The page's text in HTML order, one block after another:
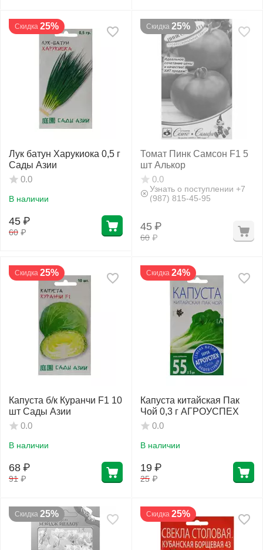
Скидка 25%
Лук батун Харукиока 0,5 г
Сады Азии
0.0
В наличии
60 ₽
45 ₽
Скидка 25%
Томат Пинк Самсон F1 5
шт Алькор
0.0
Узнать о поступлении +7
(987) 815-45-95
60 ₽
45 ₽
Скидка 25%
Капуста б/к Куранчи F1 10
шт Сады Азии
0.0
В наличии
91 ₽
68 ₽
Скидка 24%
Капуста китайская Пак
Чой 0,3 г АГРОУСПЕХ
0.0
В наличии
25 ₽
19 ₽
Скидка 25% Скидка 25%